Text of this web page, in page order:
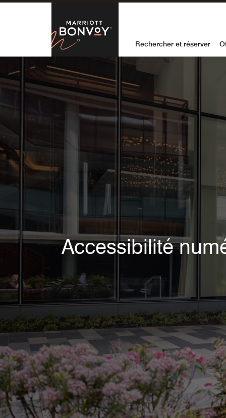
Skip to Content
MarriottRechercher et réserver
Accessibilité